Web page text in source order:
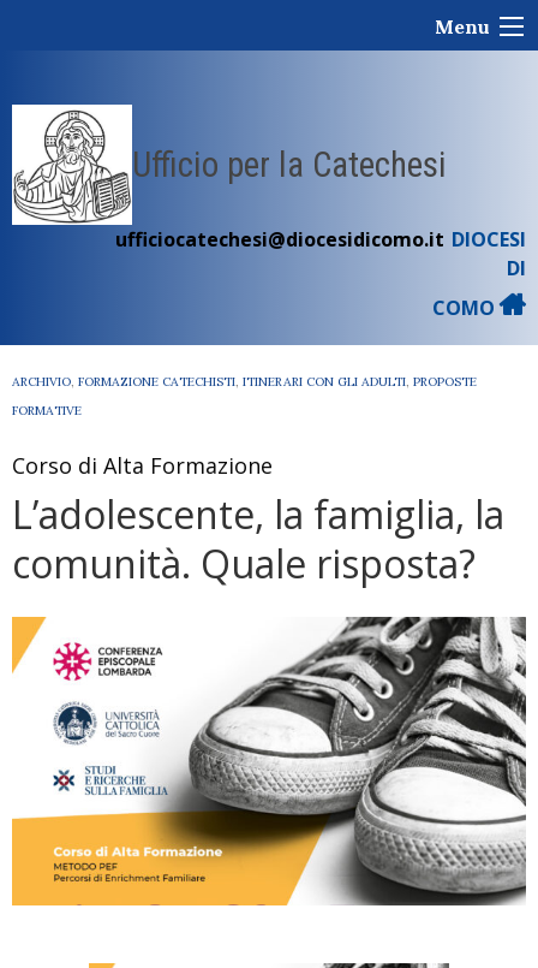
Menu
Ufficio per la Catechesi
ufficiocatechesi@diocesidicomo.it DIOCESI
DI
COMO
ARCHIVIO, FORMAZIONE CATECHISTI, ITINERARI CON GLI ADULTI, PROPOSTE
FORMATIVE
Corso di Alta Formazione
L’adolescente, la famiglia, la
comunità. Quale risposta?